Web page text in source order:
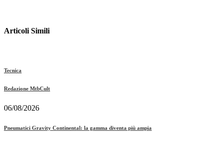
Articoli Simili
Tecnica
Redazione MtbCult
06/08/2026
Pneumatici Gravity Continental: la gamma diventa più ampia